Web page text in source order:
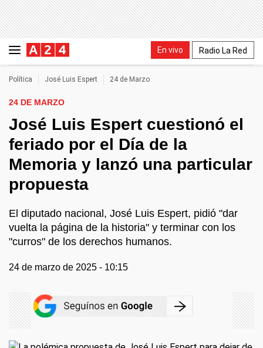
En vivo Radio La Red
Política José Luis Espert 24 de Marzo
24 DE MARZO
José Luis Espert cuestionó el
feriado por el Día de la
Memoria y lanzó una particular
propuesta
El diputado nacional, José Luis Espert, pidió "dar
vuelta la página de la historia" y terminar con los
"curros" de los derechos humanos.
24 de marzo de 2025 - 10:15